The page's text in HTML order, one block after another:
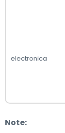
electronica
Note: